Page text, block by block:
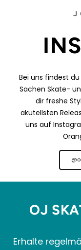
Bei uns findest
Sachen Skate-
dir freshe
akutellsten
uns auf
OJ
Erhalte